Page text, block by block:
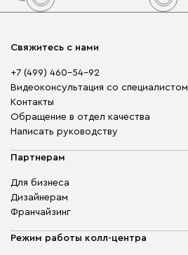
Свяжитесь с нами
+7 (499) 460-54-92
Видеоконсультация со специалистом
Контакты
Обращение в отдел качества
Написать руководству
Партнерам
Для бизнеса
Дизайнерам
Франчайзинг
Режим работы колл-центра